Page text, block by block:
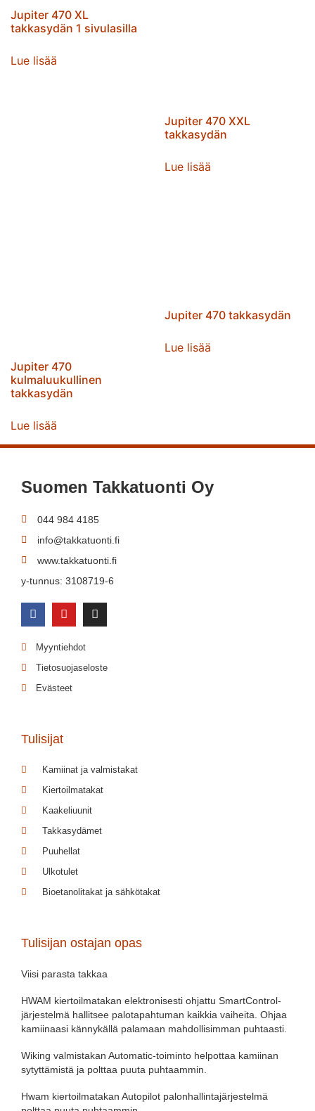
Jupiter 470 XL
takkasydän 1 sivulasilla
Lue lisää
Jupiter 470 XXL
takkasydän
Lue lisää
Jupiter 470
kulmaluukullinen
takkasydän
Lue lisää
Jupiter 470 takkasydän
Lue lisää
Suomen Takkatuonti Oy
044 984 4185
info@takkatuonti.fi
www.takkatuonti.fi
y-tunnus: 3108719-6
Myyntiehdot
Tietosuojaseloste
Evästeet
Tulisijat
Kamiinat ja valmistakat
Kiertoilmatakat
Kaakeliuunit
Takkasydämet
Puuhellat
Ulkotulet
Bioetanolitakat ja sähkötakat
Tulisijan ostajan opas
Viisi parasta takkaa
HWAM kiertoilmatakan elektronisesti ohjattu SmartControl-
järjestelmä hallitsee palotapahtuman kaikkia vaiheita. Ohjaa
kamiinaasi kännykällä palamaan mahdollisimman puhtaasti.
Wiking valmistakan Automatic-toiminto helpottaa kamiinan
sytyttämistä ja polttaa puuta puhtaammin.
Hwam kiertoilmatakan Autopilot palonhallintajärjestelmä